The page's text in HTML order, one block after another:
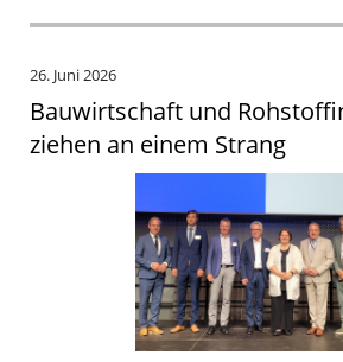
26. Juni 2026
Bauwirtschaft und
ziehen an einem Strang